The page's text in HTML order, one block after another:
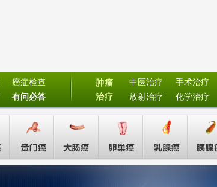
癌症检查
有问必答
肿瘤
治疗
中医治疗
手术治疗
放射治疗
化学治疗